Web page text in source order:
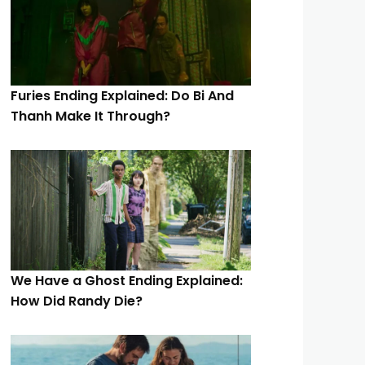
Furies Ending Explained: Do Bi And
Thanh Make It Through?
We Have a Ghost Ending Explained:
How Did Randy Die?